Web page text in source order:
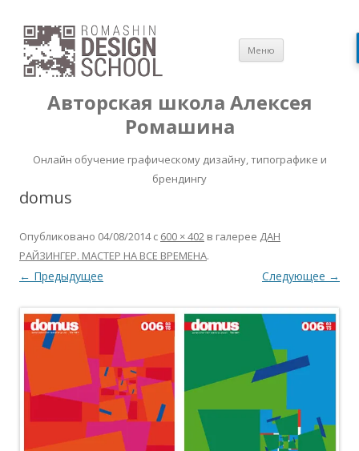
Авторская школа Алексея
Ромашина
Онлайн обучение графическому дизайну, типографике и
брендингу
Меню
содержимому
domus
Опубликовано 04/08/2014с 600 × 402 в галерее ДАН
РАЙЗИНГЕР. МАСТЕР НА ВСЕ ВРЕМЕНА.
← Предыдущее Следующее →